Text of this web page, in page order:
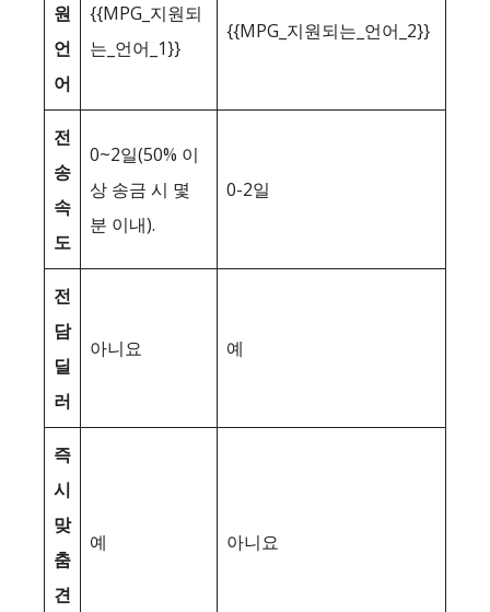
원
언
어
{{MPG_지원되
는_언어_1}}
{{MPG_지원되는_언어_2}}
전
송
속
도
0~2일(50% 이
상 송금 시 몇
분 이내).
0-2일
전
담
딜
러
아니요 예
즉
시
맞
춤
견
예 아니요